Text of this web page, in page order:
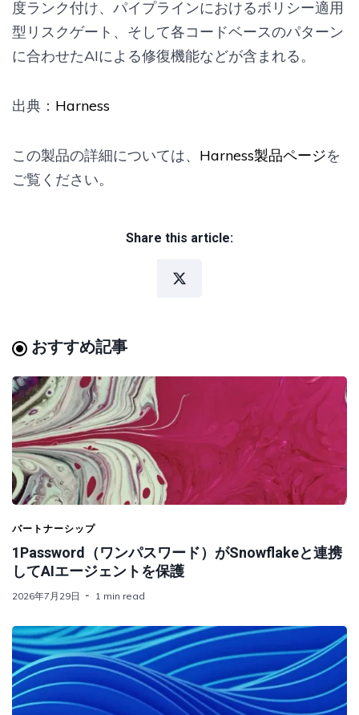
度ランク付け、パイプラインにおけるポリシー適用
型リスクゲート、そして各コードベースのパターン
に合わせたAIによる修復機能などが含まれる。
出典： Harness
この製品の詳細については、 Harness製品ページを
ご覧ください。
Share this article:
おすすめ記事
パートナーシップ
1Password（ワンパスワード）がSnowflakeと連携
してAIエージェントを保護
2026年7月29日 1 min read